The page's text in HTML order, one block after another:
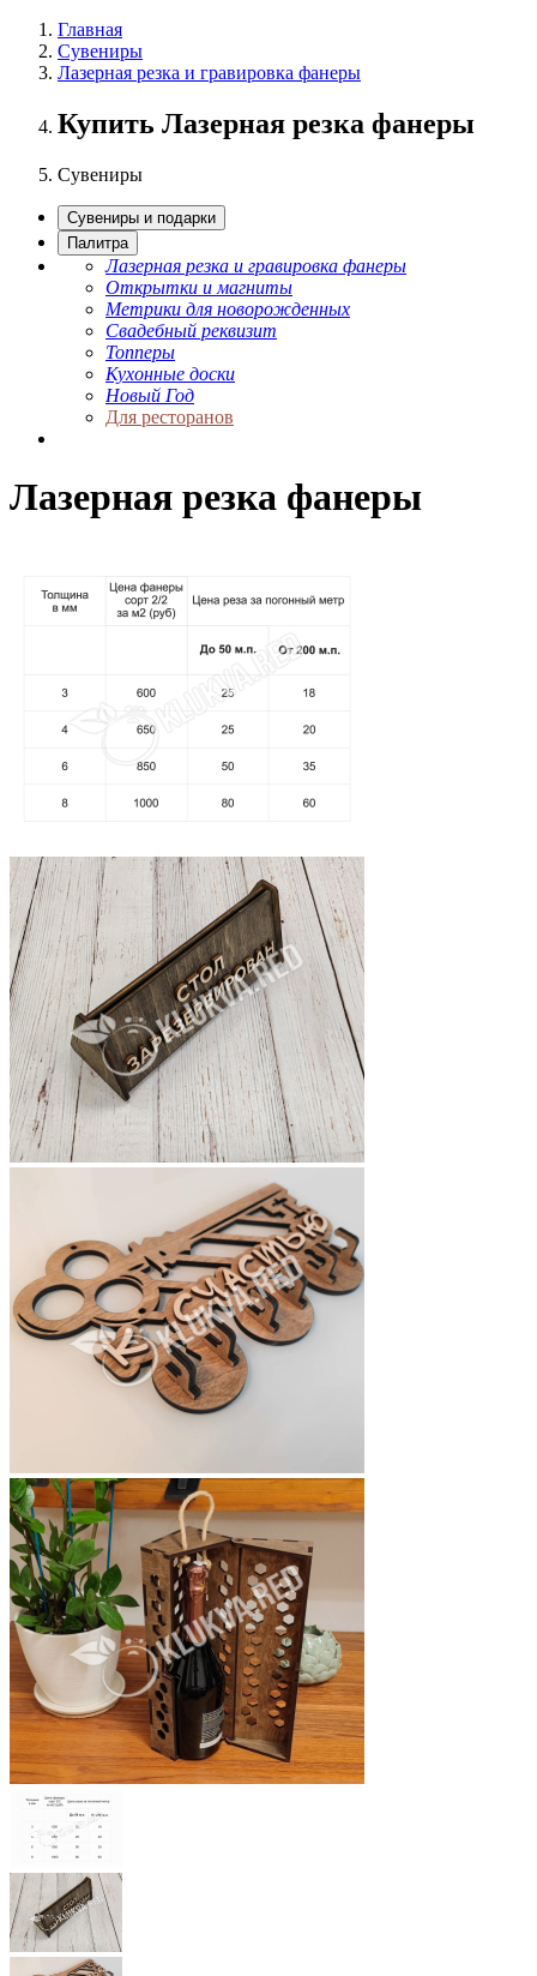
Главная
Сувениры
Лазерная резка и гравировка фанеры
Купить Лазерная резка фанеры
Сувениры
Сувениры и подарки
Палитра
Лазерная резка и гравировка фанеры
Открытки и магниты
Метрики для новорожденных
Свадебный реквизит
Топперы
Кухонные доски
Новый Год
Для ресторанов
Лазерная резка фанеры